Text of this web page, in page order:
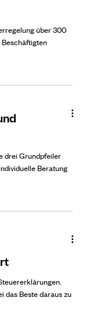
über 300
drei Grundpfeiler
Beratung
das Beste daraus zu